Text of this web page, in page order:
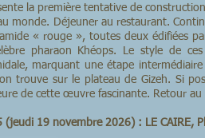
la première tentative de
monde. Déjeuner au restaurant.
« rouge », toutes deux édifiées
pharaon Khéops. Le style de
marquant une étape
trouve sur le plateau de Gizeh. Si
de cette œuvre fascinante. Retour au
(jeudi 19 novembre 2026) : LE CAIRE,